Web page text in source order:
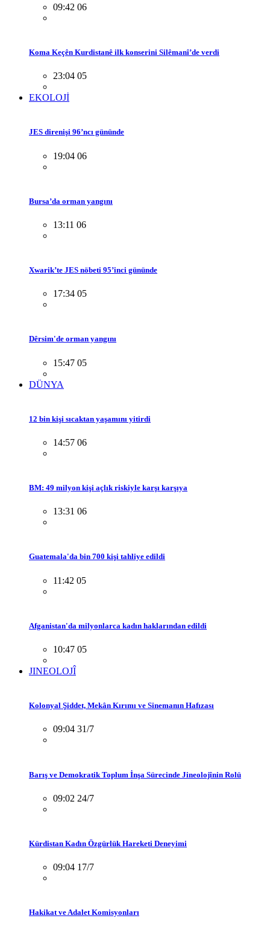
09:42 06
Koma Keçên Kurdistanê ilk konserini Silêmanî’de verdi
23:04 05
EKOLOJİ
JES direnişi 96’ncı gününde
19:04 06
Bursa’da orman yangını
13:11 06
Xwarik’te JES nöbeti 95’inci gününde
17:34 05
Dêrsim'de orman yangını
15:47 05
DÜNYA
12 bin kişi sıcaktan yaşamını yitirdi
14:57 06
BM: 49 milyon kişi açlık riskiyle karşı karşıya
13:31 06
Guatemala'da bin 700 kişi tahliye edildi
11:42 05
Afganistan'da milyonlarca kadın haklarından edildi
10:47 05
JINEOLOJÎ
Kolonyal Şiddet, Mekân Kırımı ve Sinemanın Hafızası
09:04 31/7
Barış ve Demokratik Toplum İnşa Sürecinde Jineolojînin Rolü
09:02 24/7
Kürdistan Kadın Özgürlük Hareketi Deneyimi
09:04 17/7
Hakikat ve Adalet Komisyonları